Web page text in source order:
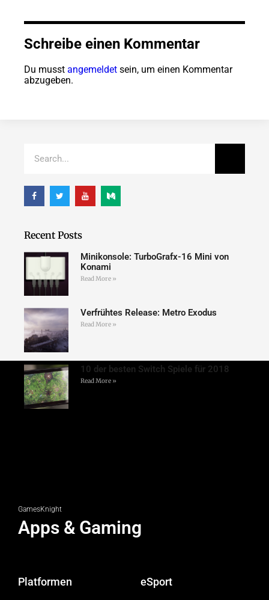
Schreibe einen Kommentar
Du musst angemeldet sein, um einen Kommentar
abzugeben.
Recent Posts
Minikonsole: TurboGrafx-16 Mini von
Konami
Read More »
Verfrühtes Release: Metro Exodus
Read More »
10 der besten Switch Spiele für 2018
Read More »
GamesKnight
Apps & Gaming
Platformen eSport